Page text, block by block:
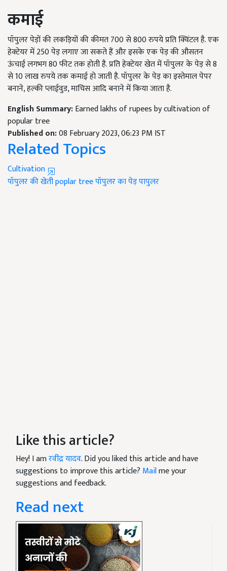
कमाई
पॉपुलर पेड़ों की लकड़ियों की कीमत 700 से 800 रुपये प्रति क्विंटल है. एक
हेक्टेयर में 250 पेड़ लगाए जा सकते हैं और इसके एक पेड़ की औसतन
ऊंचाई लगभग 80 फीट तक होती है. प्रति हेक्टेयर खेत में पॉपुलर के पेड़ से 8
से 10 लाख रुपये तक कमाई हो जाती है. पॉपुलर के पेड़ का इस्तेमाल पेपर
बनाने, हल्की प्लाईवुड, माचिस आदि बनाने में किया जाता है.
English Summary:Earned lakhs of rupees by cultivation of
popular tree
Published on:08 February 2023, 06:23 PM IST
Related Topics
Cultivation
पॉपुलर की खेतीpoplar treeपॉपुलर का पेड़पापुलर
Like this article?
Hey! I amरवींद्र यादव. Did you liked this article and have
suggestions to improve this article? Mailme your
suggestions and feedback.
Read next